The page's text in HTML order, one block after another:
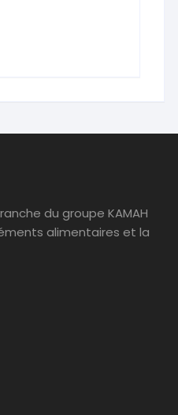
du groupe KAMAH
alimentaires et la